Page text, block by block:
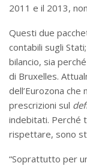
2011 e il 2013,
Questi due
contabili sugli
bilancio, sia
di Bruxelles.
dell’Eurozona
prescrizioni sul
indebitati. Perché
rispettare, sono
“Soprattutto per